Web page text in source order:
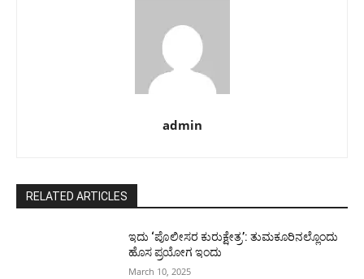
admin
RELATED ARTICLES
ಇದು ‘ಪೊಲೀಸರ ಕುರುಕ್ಷೇತ್ರ’: ತುಮಕೂರಿನಲ್ಲೊಂದು
ಹೊಸ ಪ್ರಯೋಗ ಇಂದು
March 10, 2025